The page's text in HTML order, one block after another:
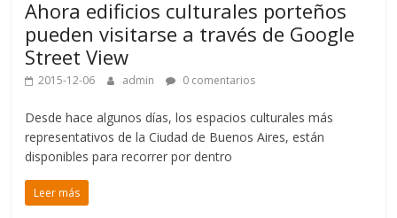
Ahora edificios culturales porteños
pueden visitarse a través de Google
Street View
2015-12-06 admin 0 comentarios
Desde hace algunos días, los espacios culturales más
representativos de la Ciudad de Buenos Aires, están
disponibles para recorrer por dentro
Leer más